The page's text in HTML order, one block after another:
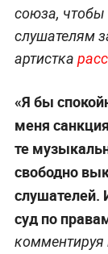
союза, чтобы
слушателям
артистка
«Я бы
меня
те
свободно
слушателей.
суд по
комментируя